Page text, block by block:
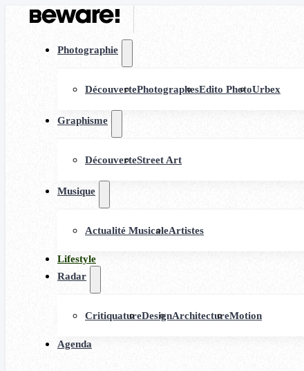
Photographie
DécouvertePhotographesEdito PhotoUrbex
Graphisme
DécouverteStreet Art
Musique
Actualité MusicaleArtistes
Lifestyle
Radar
CritiquatureDesignArchitectureMotion
Agenda